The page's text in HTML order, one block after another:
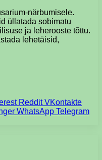
närbumisele.
üllatada sobimatu
ja leherooste tõttu.
lehetäisid,
Reddit VKontakte
WhatsApp Telegram